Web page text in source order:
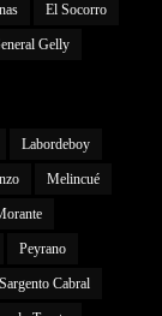
El Socorro
Gelly
Labordeboy
Melincué
Peyrano
Sargento Cabral